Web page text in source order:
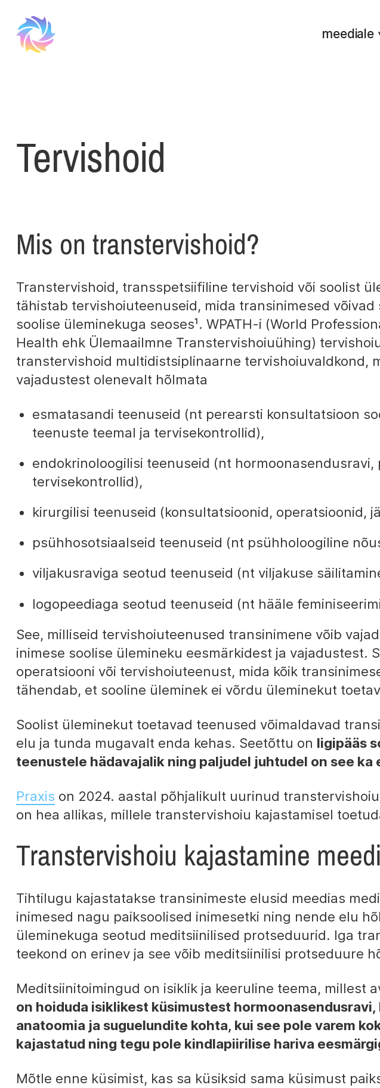
meediale
Tervishoid
Mis on transtervishoid?
Transtervishoid, transspetsiifiline tervishoid või soolist
tähistab tervishoiuteenuseid, mida transinimesed
soolise üleminekuga seoses¹. WPATH-i (World
Health ehk Ülemaailmne Transtervishoiuühing)
transtervishoid multidistsiplinaarne tervishoiuvaldkond,
vajadustest olenevalt hõlmata
esmatasandi teenuseid (nt perearsti konsultatsioon
teenuste teemal ja tervisekontrollid),
endokrinoloogilisi teenuseid (nt
tervisekontrollid),
kirurgilisi teenuseid (konsultatsioonid, operatsioonid,
psühhosotsiaalseid teenuseid (nt psühholoogiline
viljakusraviga seotud teenuseid (nt viljakuse
logopeediaga seotud teenuseid (nt hääle
See, milliseid tervishoiuteenused transinimene võib
inimese soolise ülemineku eesmärkidest ja vajadustest.
operatsiooni või tervishoiuteenust, mida kõik
tähendab, et sooline üleminek ei võrdu üleminekut
Soolist üleminekut toetavad teenused võimaldavad
elu ja tunda mugavalt enda kehas. Seetõttu on ligipääs
teenustele hädavajalik ning paljudel juhtudel on see ka
Praxis on 2024. aastal põhjalikult uurinud
on hea allikas, millele transtervishoiu kajastamisel
Transtervishoiu kajastamine
Tihtilugu kajastatakse transinimeste elusid meedias
inimesed nagu paiksoolised inimesetki ning nende elu
üleminekuga seotud meditsiinilised protseduurid. Iga
teekond on erinev ja see võib meditsiinilisi protseduure
Meditsiinitoimingud on isiklik ja keeruline teema, millest
on hoiduda isiklikest küsimustest
anatoomia ja suguelundite kohta, kui see pole varem
kajastatud ning tegu pole kindlapiirilise hariva
Mõtle enne küsimist, kas sa küsiksid sama küsimust